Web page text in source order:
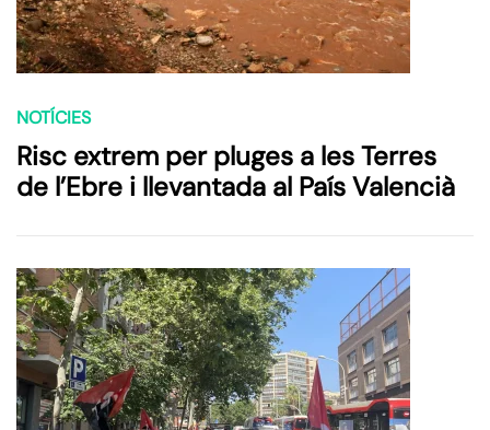
NOTÍCIES
Risc extrem per pluges a les Terres
de l’Ebre i llevantada al País Valencià